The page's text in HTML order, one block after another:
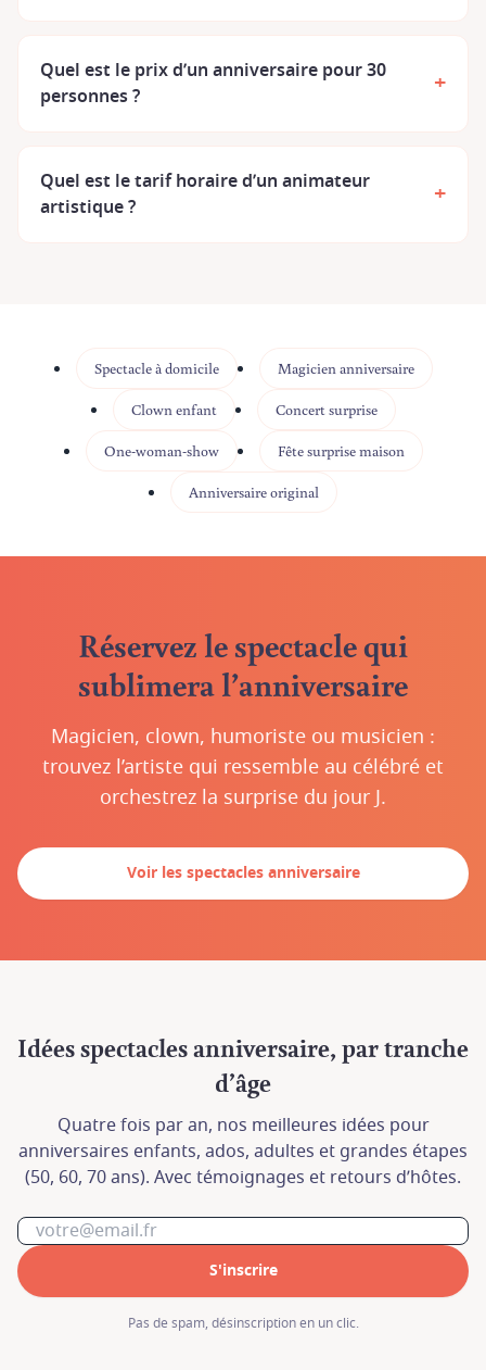
Quel est le prix d’un anniversaire pour 30
personnes ?
+
Quel est le tarif horaire d’un animateur
artistique ?
+
Spectacle à domicile Magicien anniversaire
Clown enfant Concert surprise
One-woman-show Fête surprise maison
Anniversaire original
Réservez le spectacle qui
sublimera l’anniversaire
Magicien, clown, humoriste ou musicien :
trouvez l’artiste qui ressemble au célébré et
orchestrez la surprise du jour J.
Voir les spectacles anniversaire
Idées spectacles anniversaire, par tranche
d’âge
Quatre fois par an, nos meilleures idées pour
anniversaires enfants, ados, adultes et grandes étapes
(50, 60, 70 ans). Avec témoignages et retours d’hôtes.
S'inscrire
Pas de spam, désinscription en un clic.
En cas de besoin, contactez nous à l'adresse
contact@hormur.com
ou au 07 82 74 05 14.
En cas de besoin, contactez nous à l'adresse
contact@hormur.com
ou au 07 82 74 05 14.